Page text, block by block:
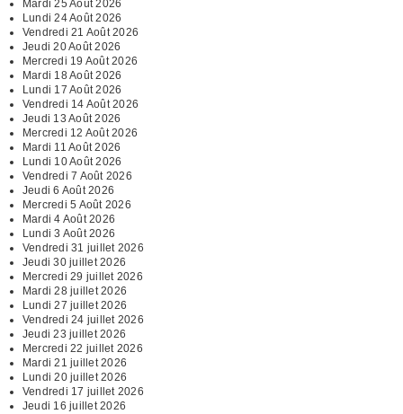
Mardi 25 Août 2026
Lundi 24 Août 2026
Vendredi 21 Août 2026
Jeudi 20 Août 2026
Mercredi 19 Août 2026
Mardi 18 Août 2026
Lundi 17 Août 2026
Vendredi 14 Août 2026
Jeudi 13 Août 2026
Mercredi 12 Août 2026
Mardi 11 Août 2026
Lundi 10 Août 2026
Vendredi 7 Août 2026
Jeudi 6 Août 2026
Mercredi 5 Août 2026
Mardi 4 Août 2026
Lundi 3 Août 2026
Vendredi 31 juillet 2026
Jeudi 30 juillet 2026
Mercredi 29 juillet 2026
Mardi 28 juillet 2026
Lundi 27 juillet 2026
Vendredi 24 juillet 2026
Jeudi 23 juillet 2026
Mercredi 22 juillet 2026
Mardi 21 juillet 2026
Lundi 20 juillet 2026
Vendredi 17 juillet 2026
Jeudi 16 juillet 2026